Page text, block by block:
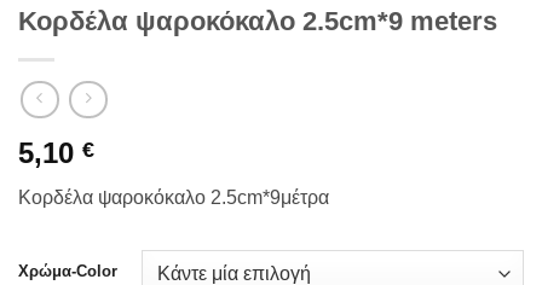
Κορδέλα ψαροκόκαλο 2.5cm*9 meters
5,10 €
Κορδέλα ψαροκόκαλο 2.5cm*9μέτρα
Χρώμα-Color